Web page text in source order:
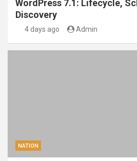
WordPress 7.1: Lifecycle,
Discovery
4 days ago Admin
NATION